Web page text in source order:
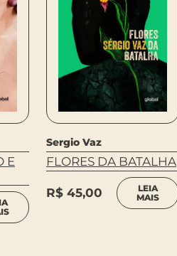
E
Sergio Vaz
FLORES DA BATALHA
R$ 45,00
LEIA
MAIS